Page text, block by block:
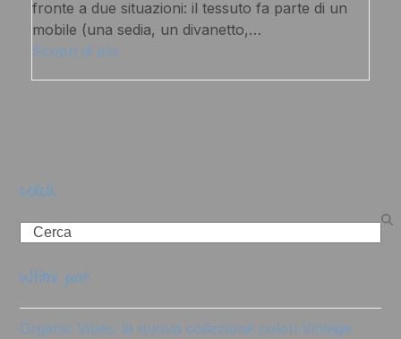
fronte a due situazioni: il tessuto fa parte di un
mobile (una sedia, un divanetto,…
Scopri di più
cerca
Search
ultimi post
Organic Vibes: la nuova collezione colori Vintage